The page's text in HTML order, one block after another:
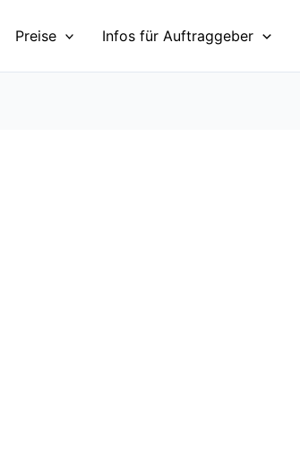
Preise Infos für Auftraggeber